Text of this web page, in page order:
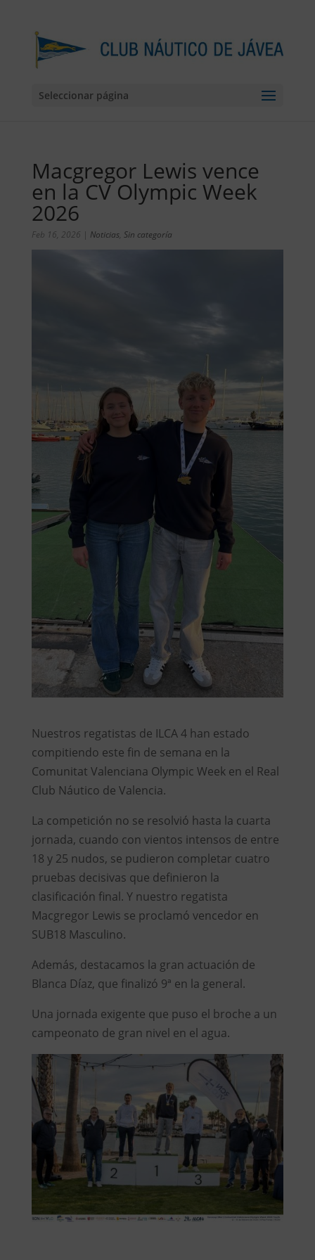
Seleccionar página
Macgregor Lewis vence
en la CV Olympic Week
2026
Feb 16, 2026 | Noticias, Sin categoría
Nuestros regatistas de ILCA 4 han estado
compitiendo este fin de semana en la
Comunitat Valenciana Olympic Week en el Real
Club Náutico de Valencia.
La competición no se resolvió hasta la cuarta
jornada, cuando con vientos intensos de entre
18 y 25 nudos, se pudieron completar cuatro
pruebas decisivas que definieron la
clasificación final. Y nuestro regatista
Macgregor Lewis se proclamó vencedor en
SUB18 Masculino.
Además, destacamos la gran actuación de
Blanca Díaz, que finalizó 9ª en la general.
Una jornada exigente que puso el broche a un
campeonato de gran nivel en el agua.